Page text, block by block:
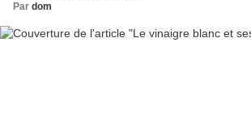
Par dom